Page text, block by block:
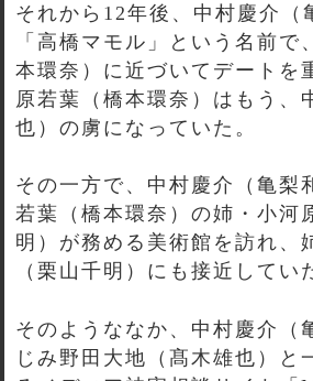
それから12年後、中村慶介（
「高橋マモル」という名前で
本環奈）に近づいてデートを
原若葉（橋本環奈）はもう、
也）の虜になっていた。
その一方で、中村慶介（亀梨
若葉（橋本環奈）の姉・小河
明）が務める美術館を訪れ、
（栗山千明）にも接近してい
そのようななか、中村慶介（
じみ野田大地（髙木雄也）と